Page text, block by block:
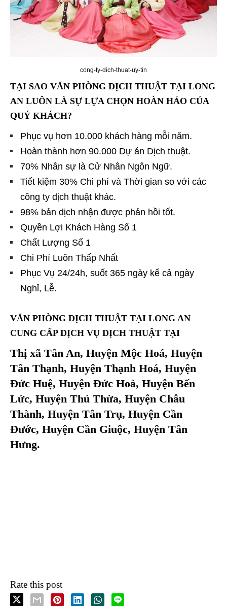
cong-ty-dich-thuat-uy-tin
TẠI SAO VĂN PHÒNG DỊCH THUẬT TẠI LONG
AN LUÔN LÀ SỰ LỰA CHỌN HOÀN HẢO CỦA
QUÝ KHÁCH?
Phục vụ hơn 10.000 khách hàng mỗi năm.
Hoàn thành hơn 90.000 Dự án Dịch thuật.
70% Nhân sự là Cử Nhân Ngôn Ngữ.
Tiết kiệm 30% Chi phí và Thời gian so với các
công ty dịch thuật khác.
98% bản dịch nhận được phản hồi tốt.
Quyền Lợi Khách Hàng Số 1
Chất Lượng Số 1
Chi Phí Luôn Thấp Nhất
Phục Vụ 24/24h, suốt 365 ngày kể cả ngày
Nghỉ, Lễ.
VĂN PHÒNG DỊCH THUẬT TẠI LONG AN
CUNG CẤP DỊCH VỤ DỊCH THUẬT TẠI
Thị xã Tân An, Huyện Mộc Hoá, Huyện
Tân Thạnh, Huyện Thạnh Hoá, Huyện
Đức Huệ, Huyện Đức Hoà, Huyện Bến
Lức, Huyện Thủ Thừa, Huyện Châu
Thành, Huyện Tân Trụ, Huyện Cần
Đước, Huyện Cần Giuộc, Huyện Tân
Hưng.
Rate this post